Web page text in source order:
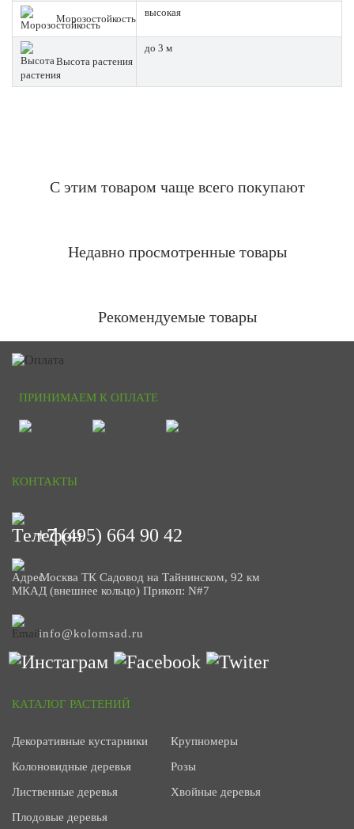
Морозостойкость
высокая
Высота растения
до 3 м
С этим товаром чаще всего покупают
Недавно просмотренные товары
Рекомендуемые товары
ПРИНИМАЕМ К ОПЛАТЕ
КОНТАКТЫ
+7 (495) 664 90 42
Москва ТК Садовод на Тайнинском, 92 км
МКАД (внешнее кольцо) Прикоп: N#7
info@kolomsad.ru
КАТАЛОГ РАСТЕНИЙ
Декоративные кустарники
Колоновидные деревья
Лиственные деревья
Плодовые деревья
Крупномеры
Розы
Хвойные деревья